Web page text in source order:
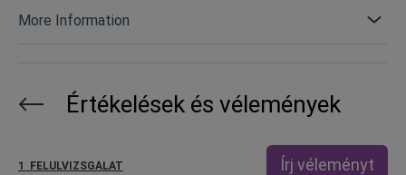
More Information
Értékelések és vélemények
1 FELÜLVIZSGÁLAT Írj véleményt